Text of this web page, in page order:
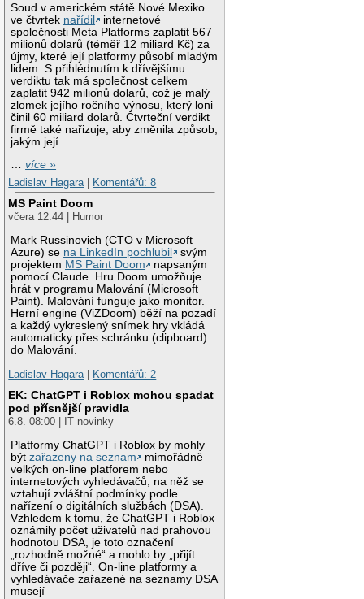
Soud v americkém státě Nové Mexiko
ve čtvrtek nařídil
internetové
společnosti Meta Platforms zaplatit 567
milionů dolarů (téměř 12 miliard Kč) za
újmy, které její platformy působí mladým
lidem. S přihlédnutím k dřívějšímu
verdiktu tak má společnost celkem
zaplatit 942 milionů dolarů, což je malý
zlomek jejího ročního výnosu, který loni
činil 60 miliard dolarů. Čtvrteční verdikt
firmě také nařizuje, aby změnila způsob,
jakým její
…více »
Ladislav Hagara
Komentářů: 8
MS Paint Doom
včera 12:44 | Humor
Mark Russinovich (CTO v Microsoft
Azure) se na LinkedIn pochlubil
svým
projektem MS Paint Doom
napsaným
pomocí Claude. Hru Doom umožňuje
hrát v programu Malování (Microsoft
Paint). Malování funguje jako monitor.
Herní engine (ViZDoom) běží na pozadí
a každý vykreslený snímek hry vkládá
automaticky přes schránku (clipboard)
do Malování.
Ladislav Hagara
Komentářů: 2
EK: ChatGPT i Roblox mohou spadat
pod přísnější pravidla
6.8. 08:00 | IT novinky
Platformy ChatGPT i Roblox by mohly
býtzařazeny na seznam
mimořádně
velkých on-line platforem nebo
internetových vyhledávačů, na něž se
vztahují zvláštní podmínky podle
nařízení o digitálních službách (DSA).
Vzhledem k tomu, že ChatGPT i Roblox
oznámily počet uživatelů nad prahovou
hodnotou DSA, je toto označení
„rozhodně možné“ a mohlo by „přijít
dříve či později“. On-line platformy a
vyhledávače zařazené na seznamy DSA
musejí